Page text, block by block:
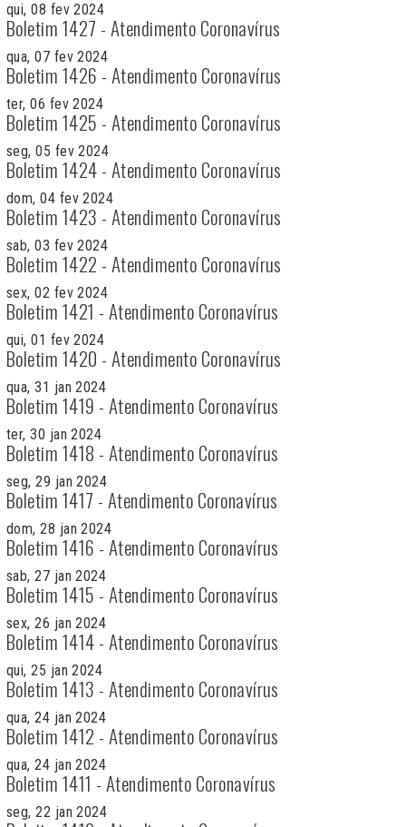
qui, 08 fev 2024
Boletim 1427 - Atendimento Coronavírus
qua, 07 fev 2024
Boletim 1426 - Atendimento Coronavírus
ter, 06 fev 2024
Boletim 1425 - Atendimento Coronavírus
seg, 05 fev 2024
Boletim 1424 - Atendimento Coronavírus
dom, 04 fev 2024
Boletim 1423 - Atendimento Coronavírus
sab, 03 fev 2024
Boletim 1422 - Atendimento Coronavírus
sex, 02 fev 2024
Boletim 1421 - Atendimento Coronavírus
qui, 01 fev 2024
Boletim 1420 - Atendimento Coronavírus
qua, 31 jan 2024
Boletim 1419 - Atendimento Coronavírus
ter, 30 jan 2024
Boletim 1418 - Atendimento Coronavírus
seg, 29 jan 2024
Boletim 1417 - Atendimento Coronavírus
dom, 28 jan 2024
Boletim 1416 - Atendimento Coronavírus
sab, 27 jan 2024
Boletim 1415 - Atendimento Coronavírus
sex, 26 jan 2024
Boletim 1414 - Atendimento Coronavírus
qui, 25 jan 2024
Boletim 1413 - Atendimento Coronavírus
qua, 24 jan 2024
Boletim 1412 - Atendimento Coronavírus
qua, 24 jan 2024
Boletim 1411 - Atendimento Coronavírus
seg, 22 jan 2024